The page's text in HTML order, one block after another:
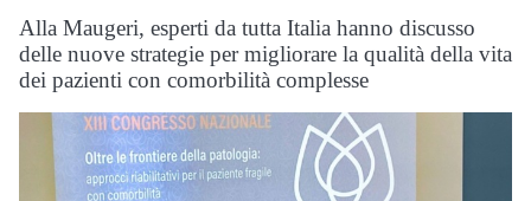
Alla Maugeri, esperti da tutta Italia hanno discusso
delle nuove strategie per migliorare la qualità della vita
dei pazienti con comorbilità complesse